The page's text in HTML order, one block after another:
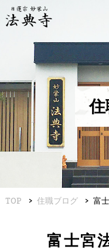
TOP 住職ブログ 富
富士宮